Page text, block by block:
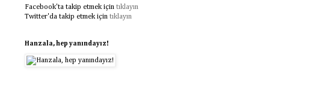
Facebook'ta takip etmek için tıklayın
Twitter'da takip etmek için tıklayın
Hanzala, hep yanındayız!